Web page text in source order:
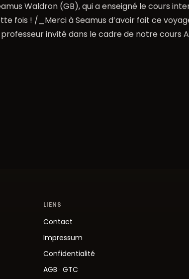
Waldron (GB), qui a enseigné le cours
fois ! /_Merci à Seamus d’avoir fait ce
invité dans le cadre de notre cours
LIENS
Contact
Impressum
Confidentialité
AGB · GTC